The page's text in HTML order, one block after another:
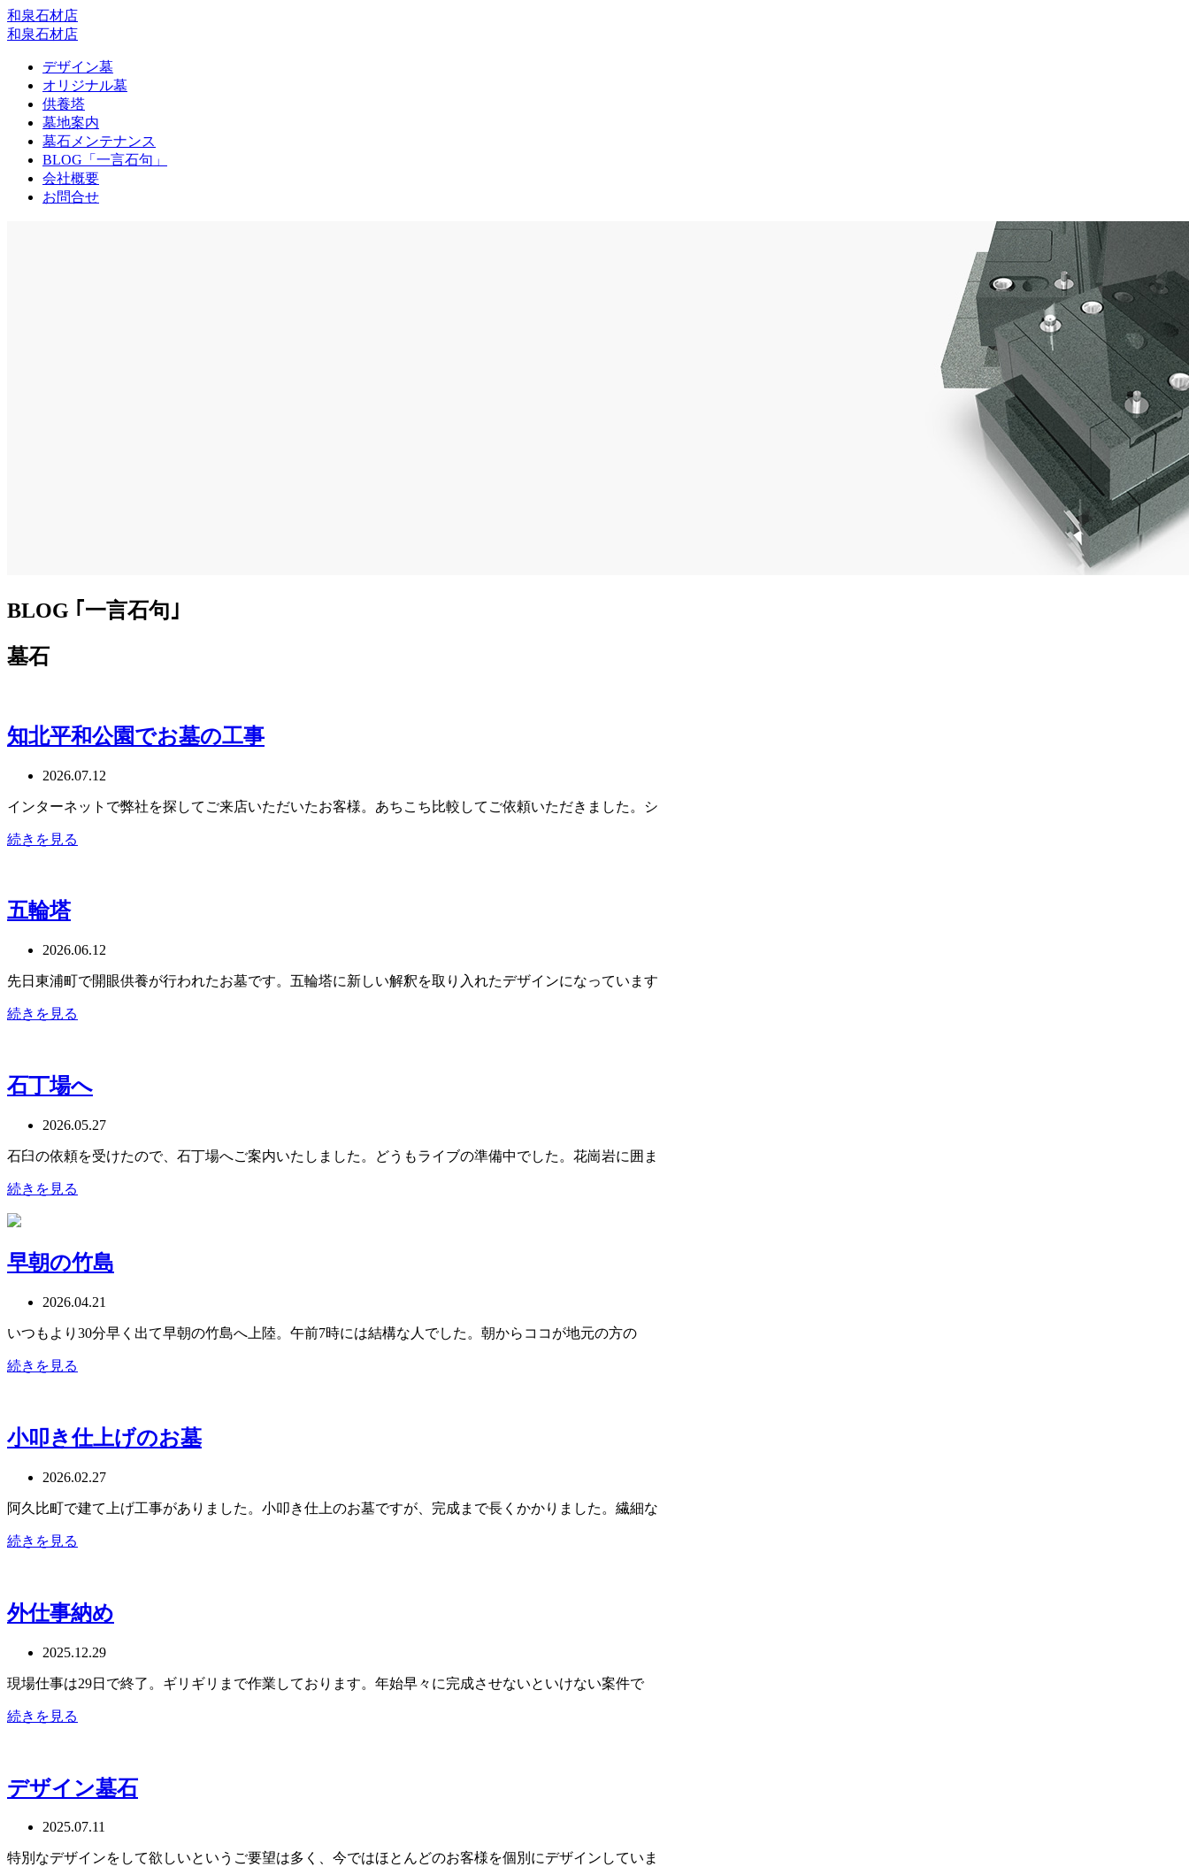
和泉石材店
和泉石材店
デザイン墓
オリジナル墓
供養塔
墓地案内
墓石メンテナンス
BLOG「一言石句」
会社概要
お問合せ
BLOG ｢一言石句｣
墓石
知北平和公園でお墓の工事
2026.07.12
インターネットで弊社を探してご来店いただいたお客様。あちこち比較してご依頼いただきました。シ
続きを見る
五輪塔
2026.06.12
先日東浦町で開眼供養が行われたお墓です。五輪塔に新しい解釈を取り入れたデザインになっています
続きを見る
石丁場へ
2026.05.27
石臼の依頼を受けたので、石丁場へご案内いたしました。どうもライブの準備中でした。花崗岩に囲ま
続きを見る
早朝の竹島
2026.04.21
いつもより30分早く出て早朝の竹島へ上陸。午前7時には結構な人でした。朝からココが地元の方の
続きを見る
小叩き仕上げのお墓
2026.02.27
阿久比町で建て上げ工事がありました。小叩き仕上のお墓ですが、完成まで長くかかりました。繊細な
続きを見る
外仕事納め
2025.12.29
現場仕事は29日で終了。ギリギリまで作業しております。年始早々に完成させないといけない案件で
続きを見る
デザイン墓石
2025.07.11
特別なデザインをして欲しいというご要望は多く、今ではほとんどのお客様を個別にデザインしていま